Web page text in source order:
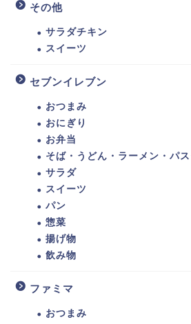
その他
サラダチキン
スイーツ
セブンイレブン
おつまみ
おにぎり
お弁当
そば・うどん・ラーメン・パス
サラダ
スイーツ
パン
惣菜
揚げ物
飲み物
ファミマ
おつまみ